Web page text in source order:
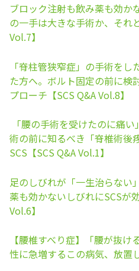
ブロック注射も飲み薬も効か
の一手は大きな手術か、それ
Vol.7】
「脊柱管狭窄症」の手術を
た方へ。ボルト固定の前に検
プローチ【SCS Q&A Vol.8】
「腰の手術を受けたのに痛
術の前に知るべき「脊椎術後
SCS【SCS Q&A Vol.1】
足のしびれが「一生治らない
薬も効かないしびれにSCSが
Vol.6】
【腰椎すべり症】「腰が抜
性に急増するこの病気、放置